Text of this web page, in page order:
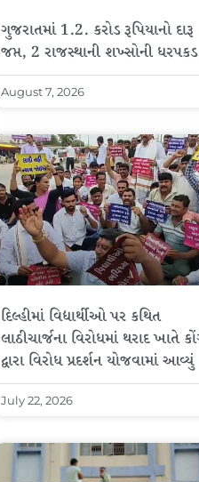
ગુજરાતમાં 1.2. કરોડ રૂપિયાનો દારૂ
જપ્ત, 2 રાજસ્થાની શખ્સોની
August 7, 2026
દિલ્હીમાં વિદ્યાર્થીઓ પર કથિત
લાઠીચાર્જના વિરોધમાં થરાદ ખાતે
દ્વારા વિરોધ પ્રદર્શન યોજવામાં આવ્યું
July 22, 2026